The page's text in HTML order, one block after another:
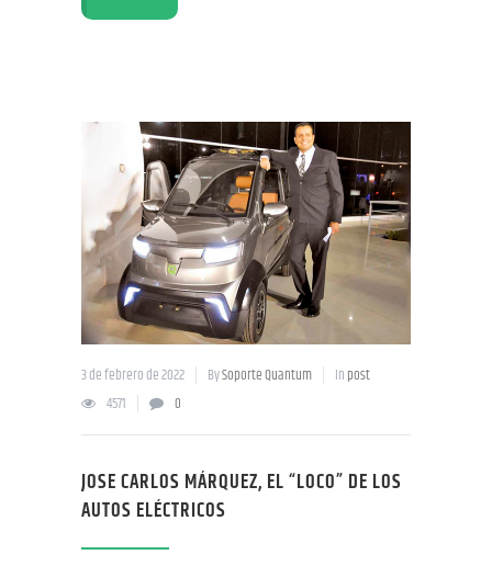
3 de febrero de 2022 BySoporte Quantum In post
4571
0
JOSE CARLOS MÁRQUEZ, EL “LOCO” DE LOS
AUTOS ELÉCTRICOS